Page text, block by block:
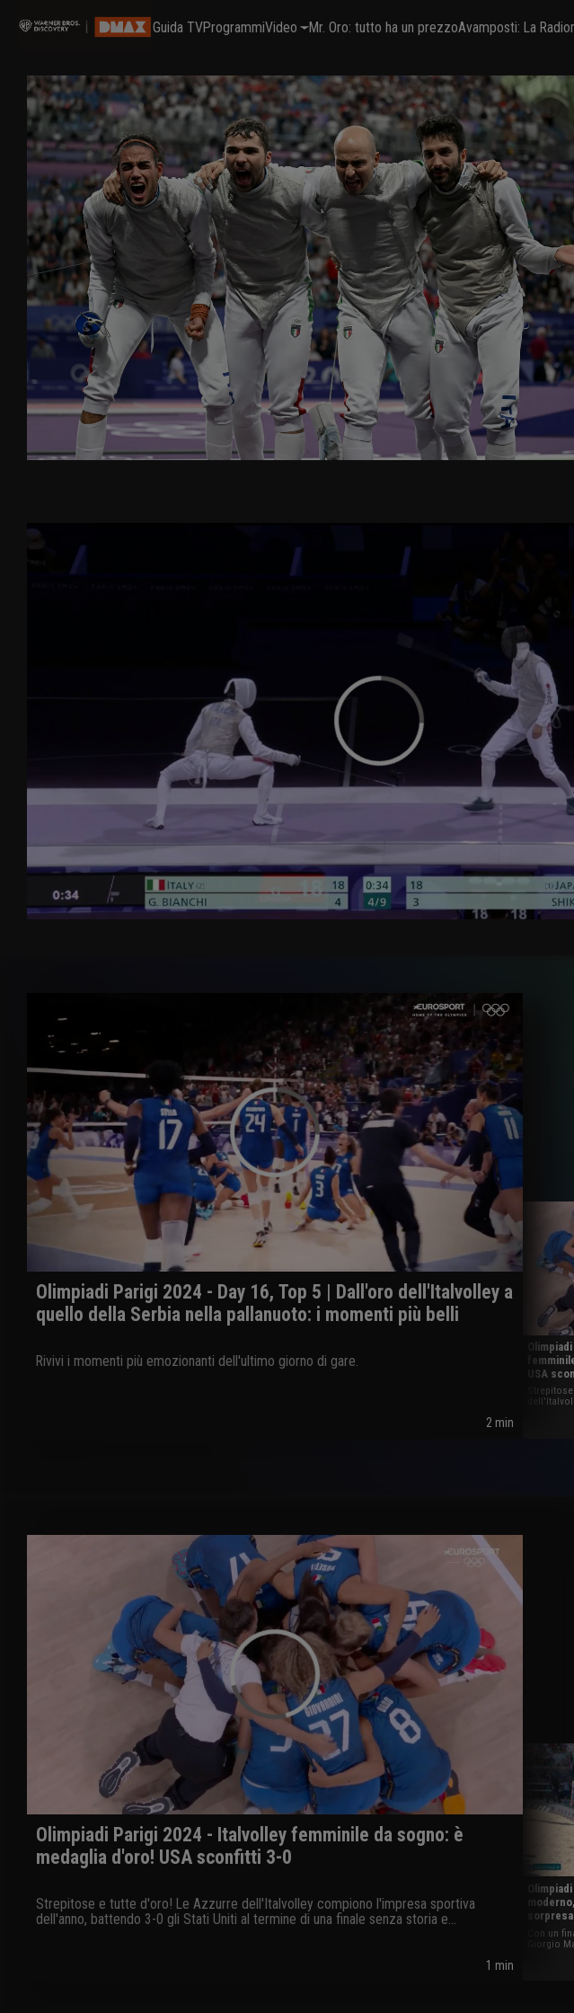
Guida TVProgrammiVideo Mr. Oro: tutto ha un prezzoAvamposti: La
Olimpiadi Parigi 2024 - Day 16, Top 5 | Dall'oro dell'Italvolley a
quello della Serbia nella pallanuoto: i momenti più belli
Rivivi i momenti più emozionanti dell'ultimo giorno di gare.
2 min
USA
Uniti al
Olimpiadi Parigi 2024 - Italvolley femminile da sogno: è
medaglia d'oro! USA sconfitti 3-0
Strepitose e tutte d'oro! Le Azzurre dell'Italvolley compiono l'impresa sportiva
dell'anno, battendo 3-0 gli Stati Uniti al termine di una finale senza storia e
1 min
Con un
Giorgio
bronzo